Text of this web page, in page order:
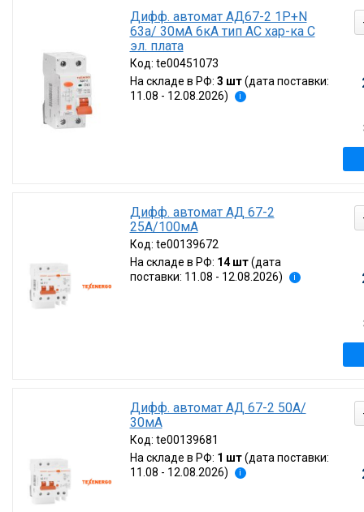
Дифф. автомат АД67-2 1P+N
63а/ 30мА 6кА тип AC хар-ка C
эл. плата
Код: te00451073
На складе в РФ: 3 шт (дата поставки:
11.08 - 12.08.2026)
i
Дифф. автомат АД 67-2
25А/100мА
Код: te00139672
На складе в РФ: 14 шт (дата
поставки: 11.08 - 12.08.2026)
i
Дифф. автомат АД 67-2 50А/
30мА
Код: te00139681
На складе в РФ: 1 шт (дата поставки:
11.08 - 12.08.2026)
i